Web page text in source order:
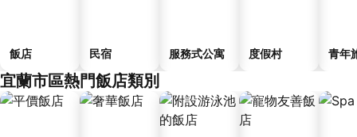
飯店 民宿 服務式公寓 度假村 青年
宜蘭市區熱門飯店類別